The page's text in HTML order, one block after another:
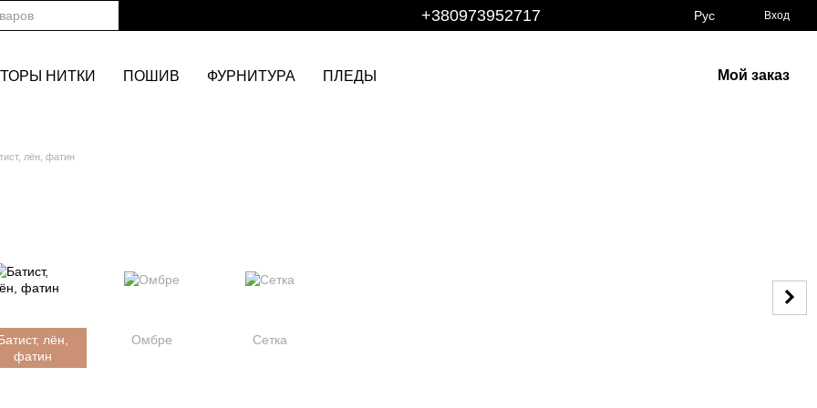
+380973952717 Рус Вход
НИТКИ ПОШИВ ФУРНИТУРА ПЛЕДЫ Мой заказ
лён, фатин
лён,
фатин
Омбре Сетка